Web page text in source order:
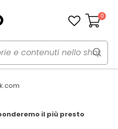
Carrello
0
il più presto